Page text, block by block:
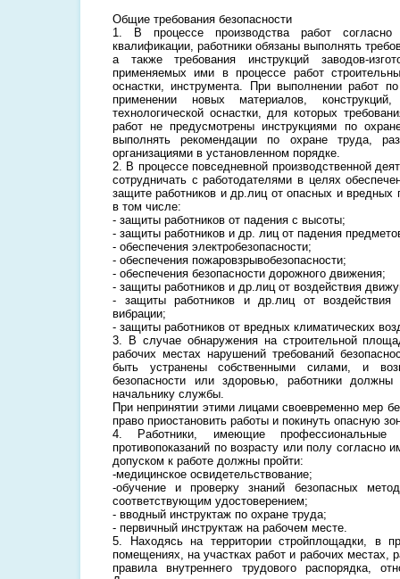
Общие требования безопасности
1. В процессе производства работ
квалификации, работники обязаны выполнять
а также требования инструкций заводов-
применяемых ими в процессе работ
оснастки, инструмента. При выполнении работ
применении новых материалов,
технологической оснастки, для которых
работ не предусмотрены инструкциями по
выполнять рекомендации по охране труда,
организациями в установленном порядке.
2. В процессе повседневной производственной
сотрудничать с работодателями в целях
защите работников и др.лиц от опасных и вредных
в том числе:
- защиты работников от падения с высоты;
- защиты работников и др. лиц от падения
- обеспечения электробезопасности;
- обеспечения пожаровзрывобезопасности;
- обеспечения безопасности дорожного движения;
- защиты работников и др.лиц от воздействия
- защиты работников и др.лиц от
вибрации;
- защиты работников от вредных климатических
3. В случае обнаружения на строительной
рабочих местах нарушений требований
быть устранены собственными силами, и
безопасности или здоровью, работники
начальнику службы.
При непринятии этими лицами своевременно мер
право приостановить работы и покинуть опасную
4. Работники, имеющие
противопоказаний по возрасту или полу
допуском к работе должны пройти:
-медицинское освидетельствование;
-обучение и проверку знаний безопасных
соответствующим удостоверением;
- вводный инструктаж по охране труда;
- первичный инструктаж на рабочем месте.
5. Находясь на территории стройплощадки, в
помещениях, на участках работ и рабочих местах,
правила внутреннего трудового распорядка,